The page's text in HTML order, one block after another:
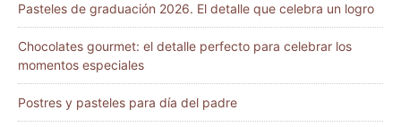
Pasteles de graduación 2026. El detalle que celebra un logro
Chocolates gourmet: el detalle perfecto para celebrar los
momentos especiales
Postres y pasteles para día del padre